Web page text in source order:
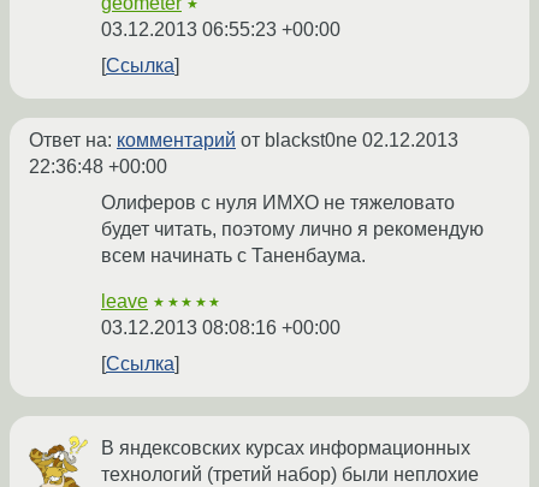
★
03.12.2013 06:55:23 +00:00
Ссылка
Ответ на: комментарий от blackst0ne 02.12.2013
22:36:48 +00:00
Олиферов с нуля ИМХО не тяжеловато
будет читать, поэтому лично я рекомендую
всем начинать с Таненбаума.
leave ★★★★★
03.12.2013 08:08:16 +00:00
Ссылка
В яндексовских курсах информационных
технологий (третий набор) были неплохие